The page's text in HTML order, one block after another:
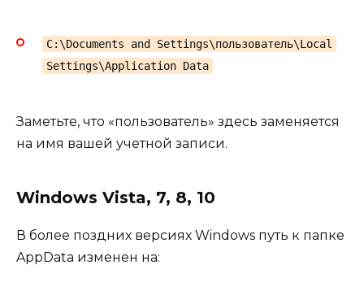
C:\Documents and Settings\пользователь\Local
Settings\Application Data
Заметьте, что «пользователь» здесь заменяется
на имя вашей учетной записи.
Windows Vista, 7, 8, 10
В более поздних версиях Windows путь к папке
AppData изменен на: